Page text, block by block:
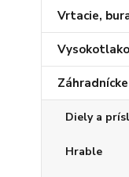
Vrtacie,
Diely a
Hrable